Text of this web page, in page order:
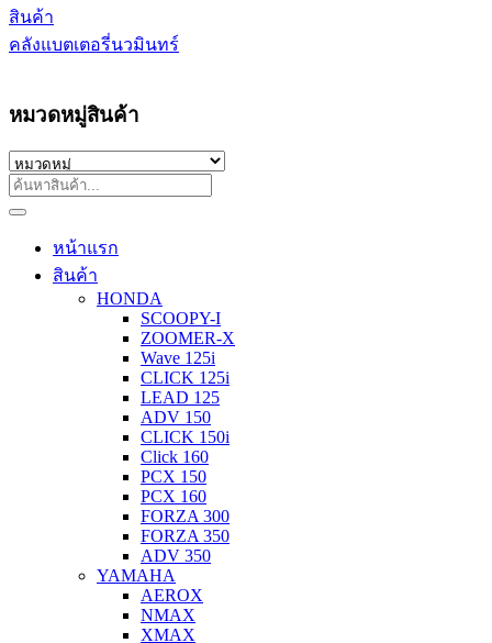
สินค้า
คลังแบตเตอรี่นวมินทร์
หมวดหมู่สินค้า
หน้าแรก
สินค้า
HONDA
SCOOPY-I
ZOOMER-X
Wave 125i
CLICK 125i
LEAD 125
ADV 150
CLICK 150i
Click 160
PCX 150
PCX 160
FORZA 300
FORZA 350
ADV 350
YAMAHA
AEROX
NMAX
XMAX